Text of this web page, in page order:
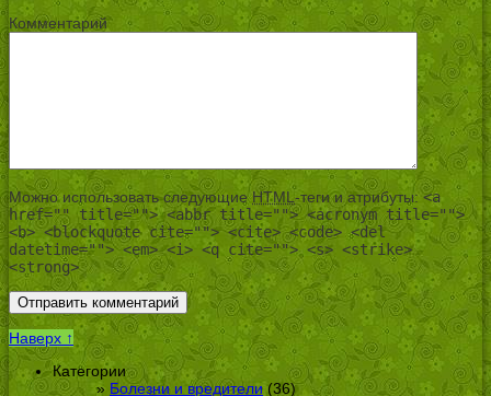
Комментарий
Можно использовать следующиеHTML-теги и атрибуты:<a
href="" title=""> <abbr title=""> <acronym title="">
<b> <blockquote cite=""> <cite> <code> <del
datetime=""> <em> <i> <q cite=""> <s> <strike>
<strong>
Наверх ↑
Категории
Болезни и вредители (36)